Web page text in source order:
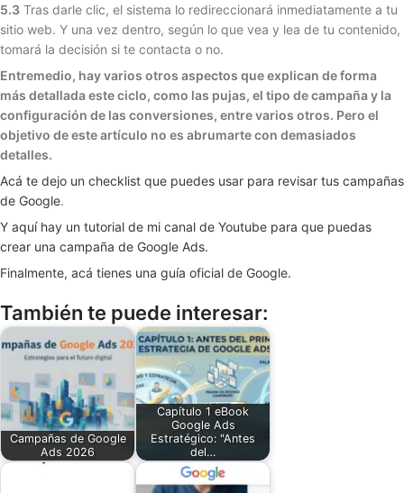
5.3 Tras darle clic, el sistema lo redireccionará inmediatamente a tu
sitio web. Y una vez dentro, según lo que vea y lea de tu contenido,
tomará la decisión si te contacta o no.
Entremedio, hay varios otros aspectos que explican de forma
más detallada este ciclo, como las pujas, el tipo de campaña y la
configuración de las conversiones, entre varios otros. Pero el
objetivo de este artículo no es abrumarte con demasiados
detalles.
Acá te dejo un checklist que puedes usar para revisar tus campañas
de Google.
Y aquí hay un tutorial de mi canal de Youtube para que puedas
crear una campaña de Google Ads.
Finalmente, acá tienes una guía oficial de Google.
También te puede interesar:
Campañas de Google
Ads 2026
Capítulo 1 eBook
Google Ads
Estratégico: "Antes
del…